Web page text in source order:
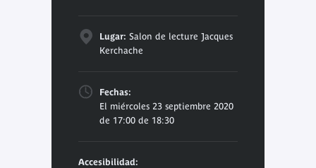
Lugar: Salon de lecture Jacques
Kerchache
Fechas:
El miércoles 23 septiembre 2020
de 17:00 de 18:30
Accesibilidad: